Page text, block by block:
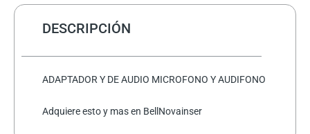
DESCRIPCIÓN
ADAPTADOR Y DE AUDIO MICROFONO Y AUDIFONO
Adquiere esto y mas en BellNovainser